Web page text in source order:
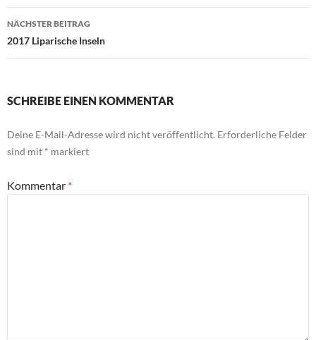
NÄCHSTER BEITRAG
2017 Liparische Inseln
SCHREIBE EINEN KOMMENTAR
Deine E-Mail-Adresse wird nicht veröffentlicht. Erforderliche Felder
sind mit * markiert
Kommentar *